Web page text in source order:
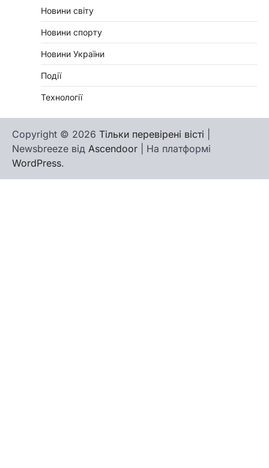
Новини світу
Новини спорту
Новини України
Події
Технології
Copyright © 2026 Тільки перевірені вісті
Newsbreeze від Ascendoor | На платформі
WordPress.